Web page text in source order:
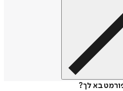
בא לך?